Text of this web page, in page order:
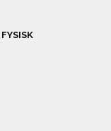
FYSISK